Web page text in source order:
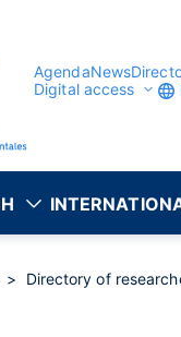
AgendaNews
Digital access
Directory of